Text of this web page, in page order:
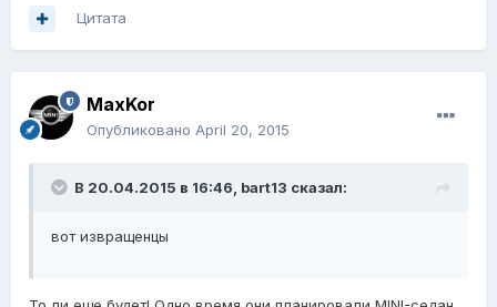
Цитата
MaxKor
Опубликовано April 20, 2015
В 20.04.2015 в 16:46, bart13 сказал:
вот извращенцы